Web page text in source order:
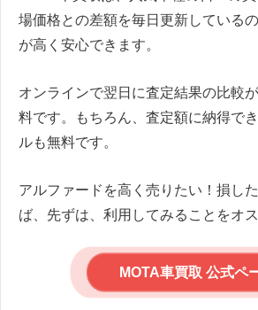
場価格との差額を毎日更新している
が高く安心できます。
オンラインで翌日に査定結果の比較
料です。もちろん、査定額に納得で
ルも無料です。
アルファードを高く売りたい！損し
ば、先ずは、利用してみることをオス
MOTA車買取 公式ペ